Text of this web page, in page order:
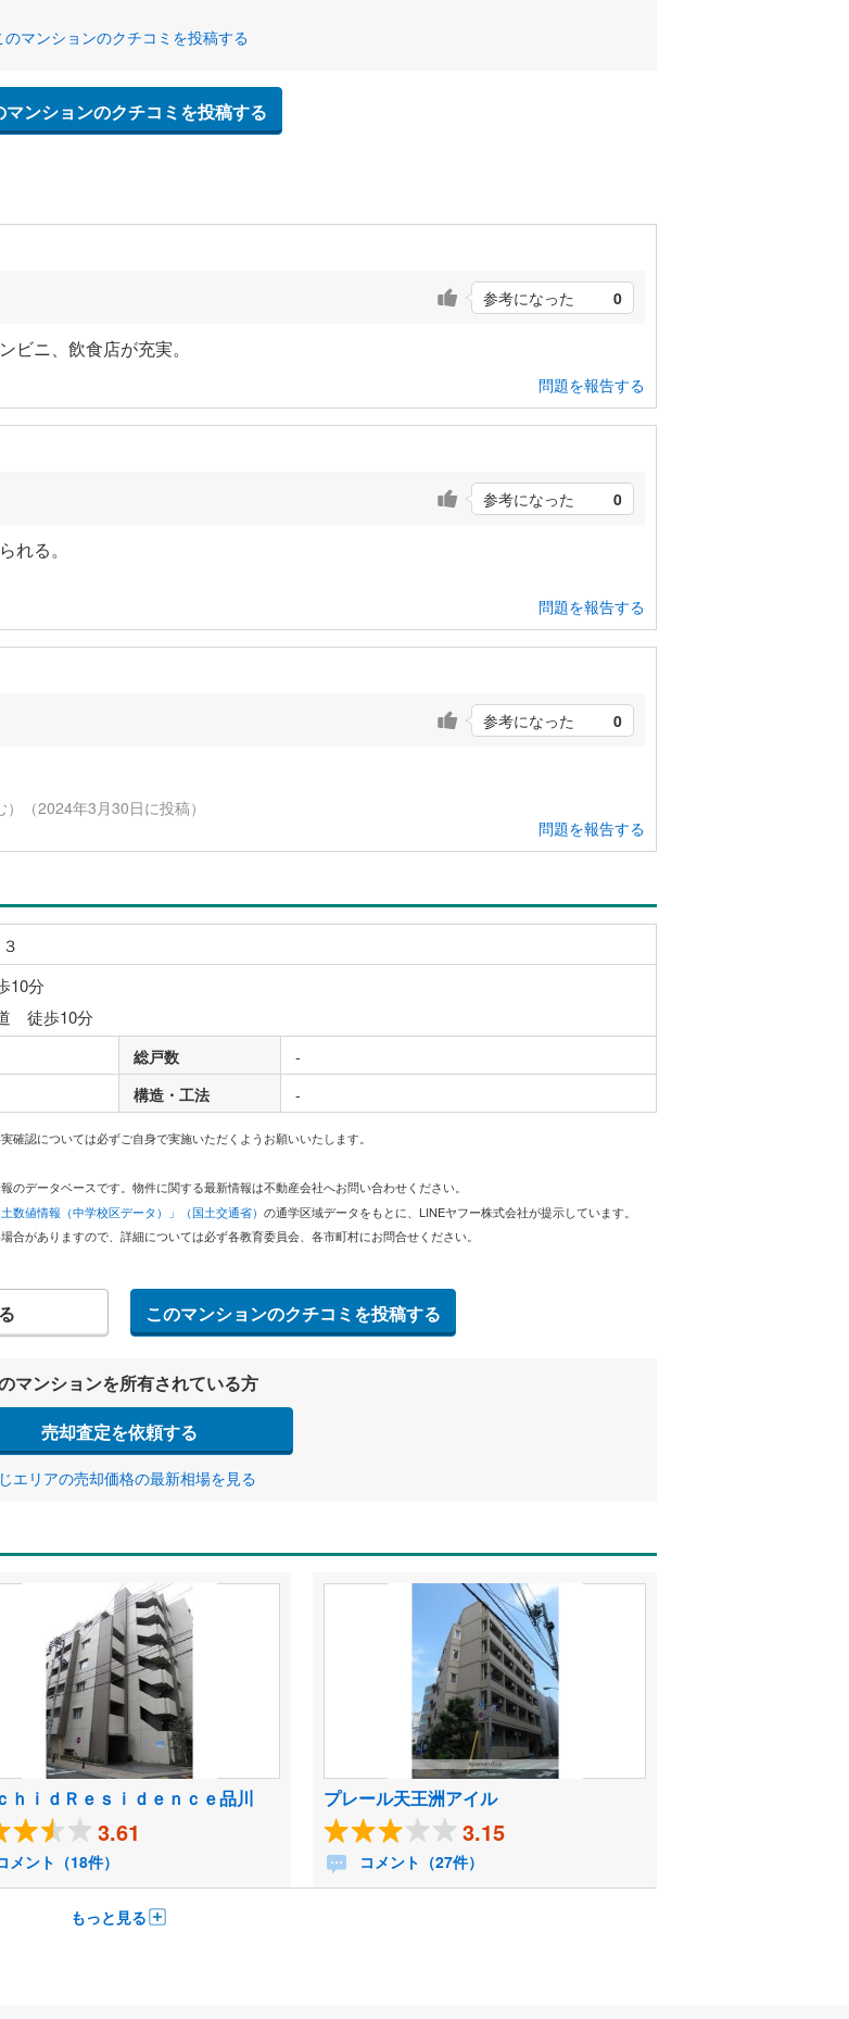
のマンションのクチコミを投稿する
マンションのクチコミを投稿する
参考になった 0
ビニ、飲食店が充実。
問題を報告する
参考になった 0
れる。
問題を報告する
参考になった 0
（2024年3月30日に投稿）
問題を報告する
10分
徒歩10分
総戸数
-
構造・工法 -
認については必ずご自身で実施いただくようお願いいたします。
データベースです。物件に関する最新情報は不動産会社へお問い合わせください。
土数値情報（中学校区データ）」（国土交通省） の通学区域データをもとに、LINEヤフー株式会社が提示しています。
がありますので、詳細については必ず各教育委員会、各市町村にお問合せください。
このマンションのクチコミを投稿する
マンションを所有されている方
売却査定を依頼する
エリアの売却価格の最新相場を見る
ｈｉｄＲｅｓｉｄｅｎｃｅ品川
3.61
メント（18件）
プレール天王洲アイル
3.15
コメント（27件）
もっと見る